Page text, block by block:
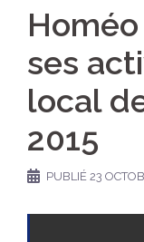
ses
local
2015
PUBLIÉ 23